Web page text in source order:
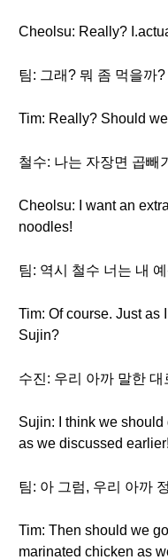
Cheolsu: Really?
팀: 그래? 뭐 좀 먹을까?
Tim: Really? Should
철수: 나는 자장면 곱빼
Cheolsu: I want an
noodles!
팀: 역시 철수 너는 내
Tim: Of course. Just as
Sujin?
수진: 우리 아까 말한
Sujin: I think we
as we discussed earlier!
팀: 아 그럼, 우리 아까
Tim: Then should we
marinated chicken as